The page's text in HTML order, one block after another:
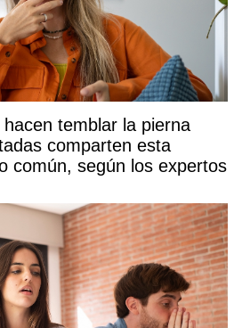
temblar la pierna
comparten esta
común, según los expertos